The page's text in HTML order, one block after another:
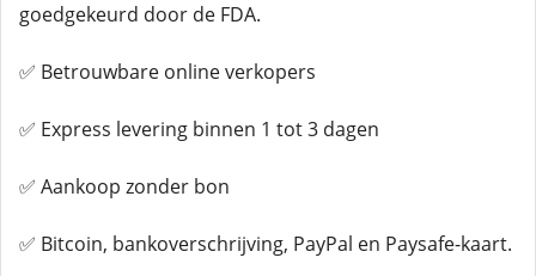
goedgekeurd door de FDA.
✅ Betrouwbare online verkopers
✅ Express levering binnen 1 tot 3 dagen
✅ Aankoop zonder bon
✅ Bitcoin, bankoverschrijving, PayPal en Paysafe-kaart.